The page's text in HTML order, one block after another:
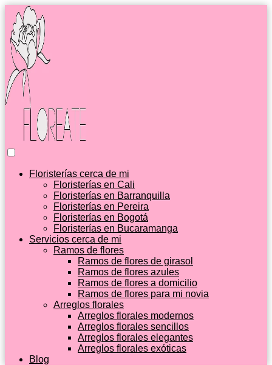
Floristerías cerca de mi
Floristerías en Cali
Floristerías en Barranquilla
Floristerías en Pereira
Floristerías en Bogotá
Floristerías en Bucaramanga
Servicios cerca de mi
Ramos de flores
Ramos de flores de girasol
Ramos de flores azules
Ramos de flores a domicilio
Ramos de flores para mi novia
Arreglos florales
Arreglos florales modernos
Arreglos florales sencillos
Arreglos florales elegantes
Arreglos florales exóticas
Blog